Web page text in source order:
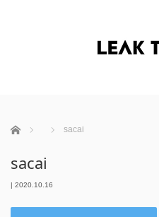
ホーム sacai
sacai
| 2020.10.16